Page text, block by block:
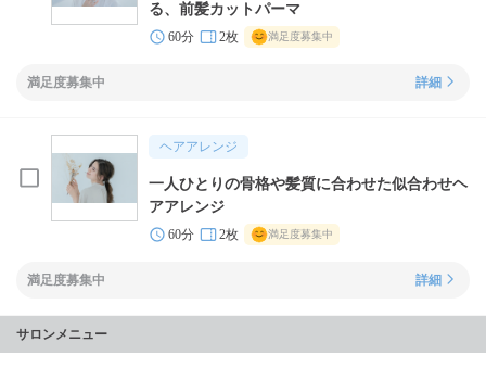
る、前髪カットパーマ
60分 2枚 満足度募集中
満足度募集中 詳細
ヘアアレンジ
一人ひとりの骨格や髪質に合わせた似合わせヘ
アアレンジ
60分 2枚 満足度募集中
満足度募集中 詳細
サロンメニュー